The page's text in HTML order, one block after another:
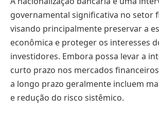
governamental significativa no setor
visando principalmente preservar a
econômica e proteger os interesses
investidores. Embora possa levar a
curto prazo nos mercados
a longo prazo geralmente incluem
e redução do risco sistêmico.